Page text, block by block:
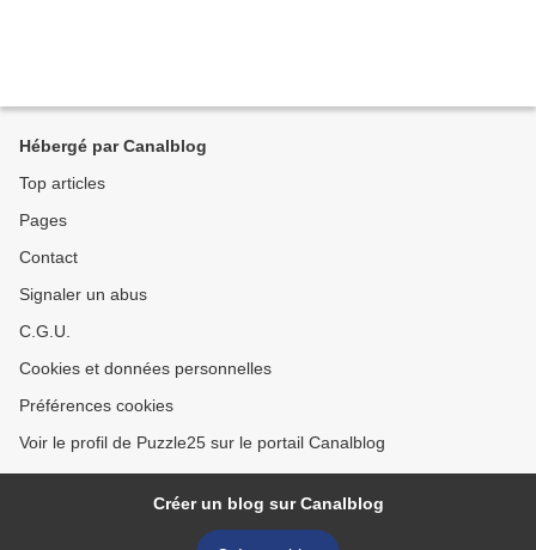
Hébergé par Canalblog
Top articles
Pages
Contact
Signaler un abus
C.G.U.
Cookies et données personnelles
Préférences cookies
Voir le profil de Puzzle25 sur le portail Canalblog
Créer un blog sur Canalblog